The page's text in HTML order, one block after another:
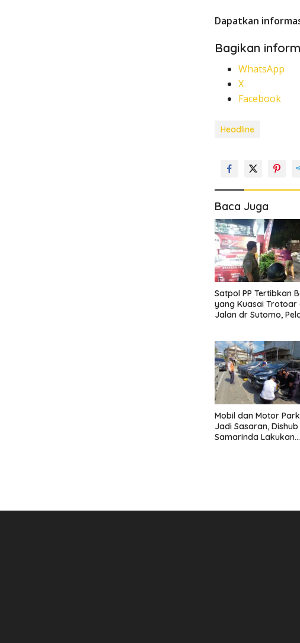
Dapatkan
Bagikan
WhatsApp
X
Facebook
Headline
Baca Juga
Satpol PP Tertibkan
yang Kuasai Trotoar
Jalan dr Sutomo,
Mobil dan Motor
Jadi Sasaran, Dishub
Samarinda Lakukan